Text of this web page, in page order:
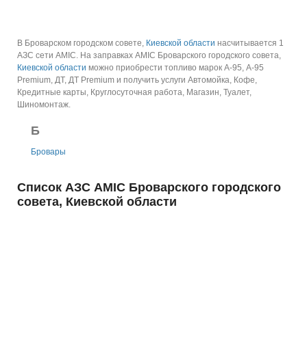
В Броварском городском совете, Киевской области насчитывается 1
АЗС сети AMIC. На заправках AMIC Броварского городского совета,
Киевской области можно приобрести топливо марок А-95, А-95
Premium, ДТ, ДТ Premium и получить услуги Автомойка, Кофе,
Кредитные карты, Круглосуточная работа, Магазин, Туалет,
Шиномонтаж.
Б
Бровары
Список АЗС AMIC Броварского городского
совета, Киевской области